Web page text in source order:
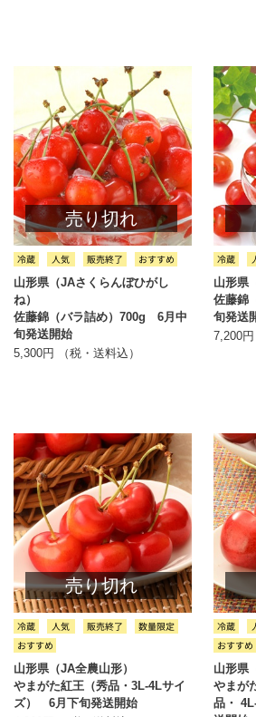
売り切れ
山形県（JAさくらんぼひがし
ね）
佐藤錦（バラ詰め）700g 6月中
旬発送開始
5,300円 （税・送料込）
山形県
佐藤錦
旬発送
7,200円
売り切れ
山形県（JA全農山形）
やまがた紅王（秀品・3L-4Lサイ
ズ） 6月下旬発送開始
山形県
やまが
品・